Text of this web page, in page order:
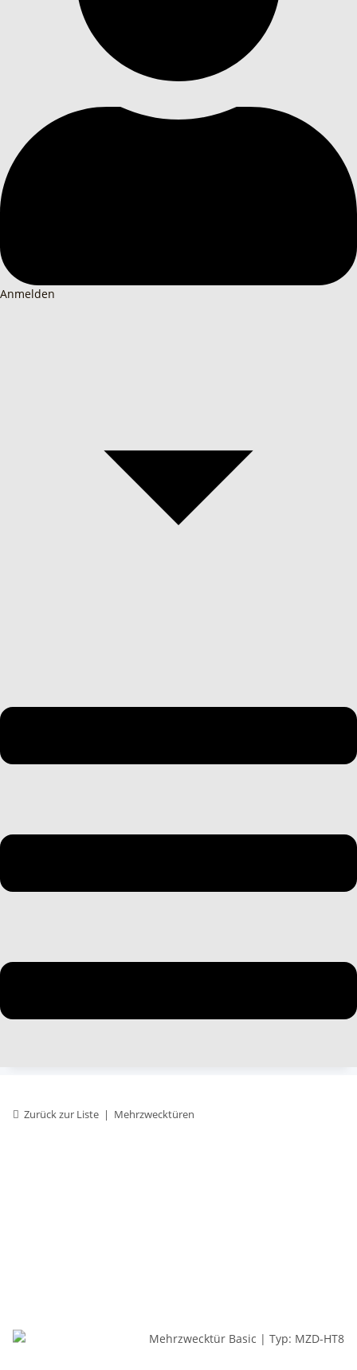
Anmelden
Zurück zur Liste Mehrzwecktüren